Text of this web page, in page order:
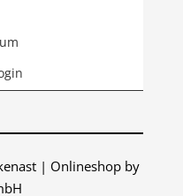
| Onlineshop by